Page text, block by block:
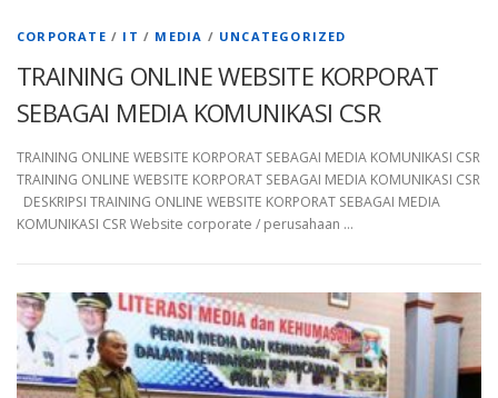
CORPORATE / IT / MEDIA / UNCATEGORIZED
TRAINING ONLINE WEBSITE KORPORAT
SEBAGAI MEDIA KOMUNIKASI CSR
TRAINING ONLINE WEBSITE KORPORAT SEBAGAI MEDIA KOMUNIKASI CSR
TRAINING ONLINE WEBSITE KORPORAT SEBAGAI MEDIA KOMUNIKASI CSR
DESKRIPSI TRAINING ONLINE WEBSITE KORPORAT SEBAGAI MEDIA
KOMUNIKASI CSR Website corporate / perusahaan …